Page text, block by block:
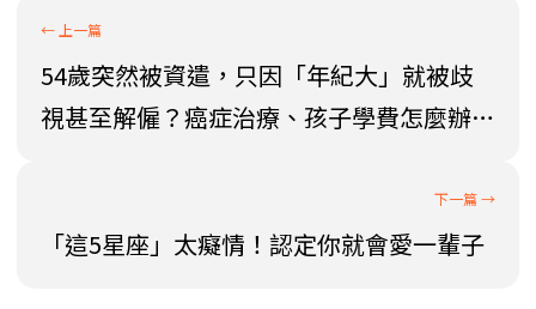
54歲突然被資遣，只因「年紀大」就被歧
視甚至解僱？癌症治療、孩子學費怎麼辦…
「這5星座」太癡情！認定你就會愛一輩子